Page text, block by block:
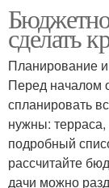
сделать
Планирование
Перед началом
спланировать
нужны: терраса,
подробный
рассчитайте
дачи можно